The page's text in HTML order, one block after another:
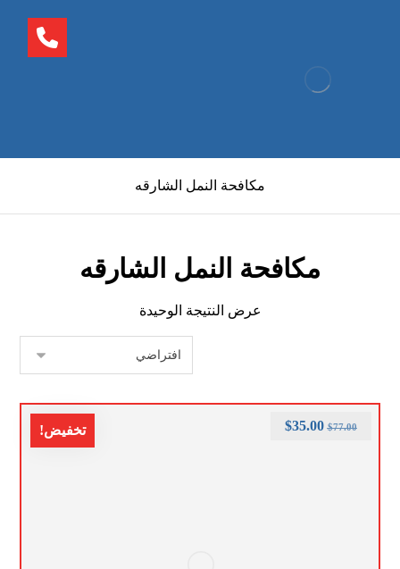
مكافحة النمل الشارقه
مكافحة النمل الشارقه
عرض النتيجة الوحيدة
تخفيض! $77.00
$35.00